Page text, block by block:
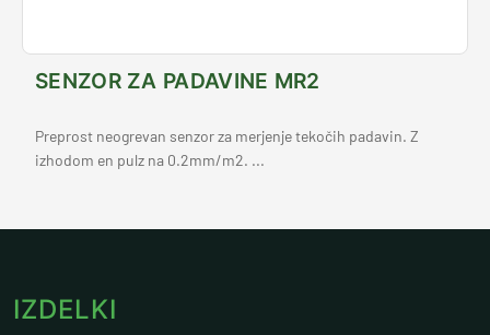
SENZOR ZA PADAVINE MR2
Preprost neogrevan senzor za merjenje tekočih padavin. Z
izhodom en pulz na 0.2mm/m2. ...
IZDELKI